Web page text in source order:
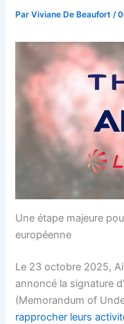
ParViviane De Beaufort/
Une étape majeure
européenne
Le 23 octobre 2025,
annoncé la signature
(Memorandum of
rapprocher leurs